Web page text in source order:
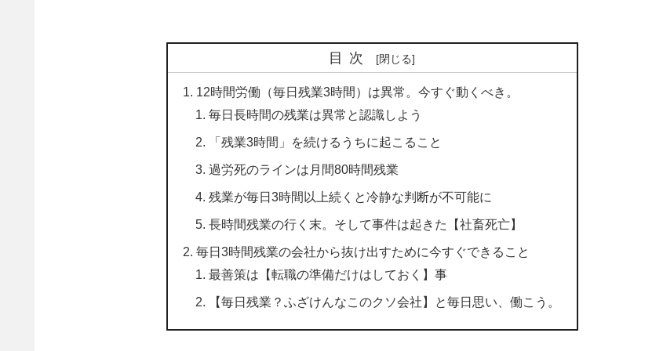
目次
12時間労働（毎日残業3時間）は異常。今すぐ動くべき。
毎日長時間の残業は異常と認識しよう
「残業3時間」を続けるうちに起こること
過労死のラインは月間80時間残業
残業が毎日3時間以上続くと冷静な判断が不可能に
長時間残業の行く末。そして事件は起きた【社畜死亡】
毎日3時間残業の会社から抜け出すために今すぐできること
最善策は【転職の準備だけはしておく】事
【毎日残業？ふざけんなこのクソ会社】と毎日思い、働こう。